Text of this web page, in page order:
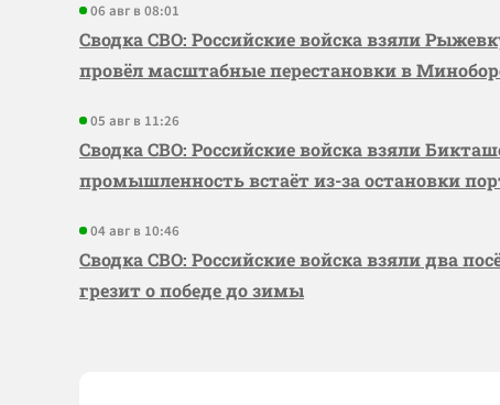
06 авг в 08:01
Сводка СВО: Российские войска взяли
провёл масштабные перестановки в
05 авг в 11:26
Сводка СВО: Российские войска взяли
промышленность встаёт из-за остановки
04 авг в 10:46
Сводка СВО: Российские войска взяли два
грезит о победе до зимы